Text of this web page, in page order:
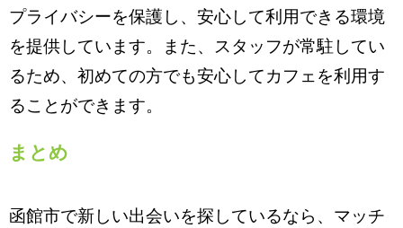
プライバシーを保護し、安心して利用できる環境
を提供しています。また、スタッフが常駐してい
るため、初めての方でも安心してカフェを利用す
ることができます。
まとめ
函館市で新しい出会いを探しているなら、マッチ